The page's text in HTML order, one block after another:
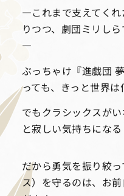
―これまで支えてく
りつつ、劇団ミリし
―
ぶっちゃけ『進戯団
っても、きっと世界は
でもクラシックスが
と寂しい気持ちになる
だから勇気を振り絞
ス）を守るのは、お前